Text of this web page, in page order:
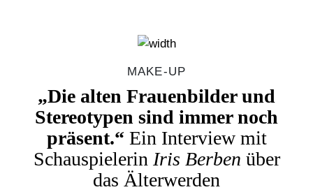
MAKE-UP
„Die alten Frauenbilder und
Stereotypen sind immer noch
präsent.“ Ein Interview mit
Schauspielerin Iris Berben über
das Älterwerden